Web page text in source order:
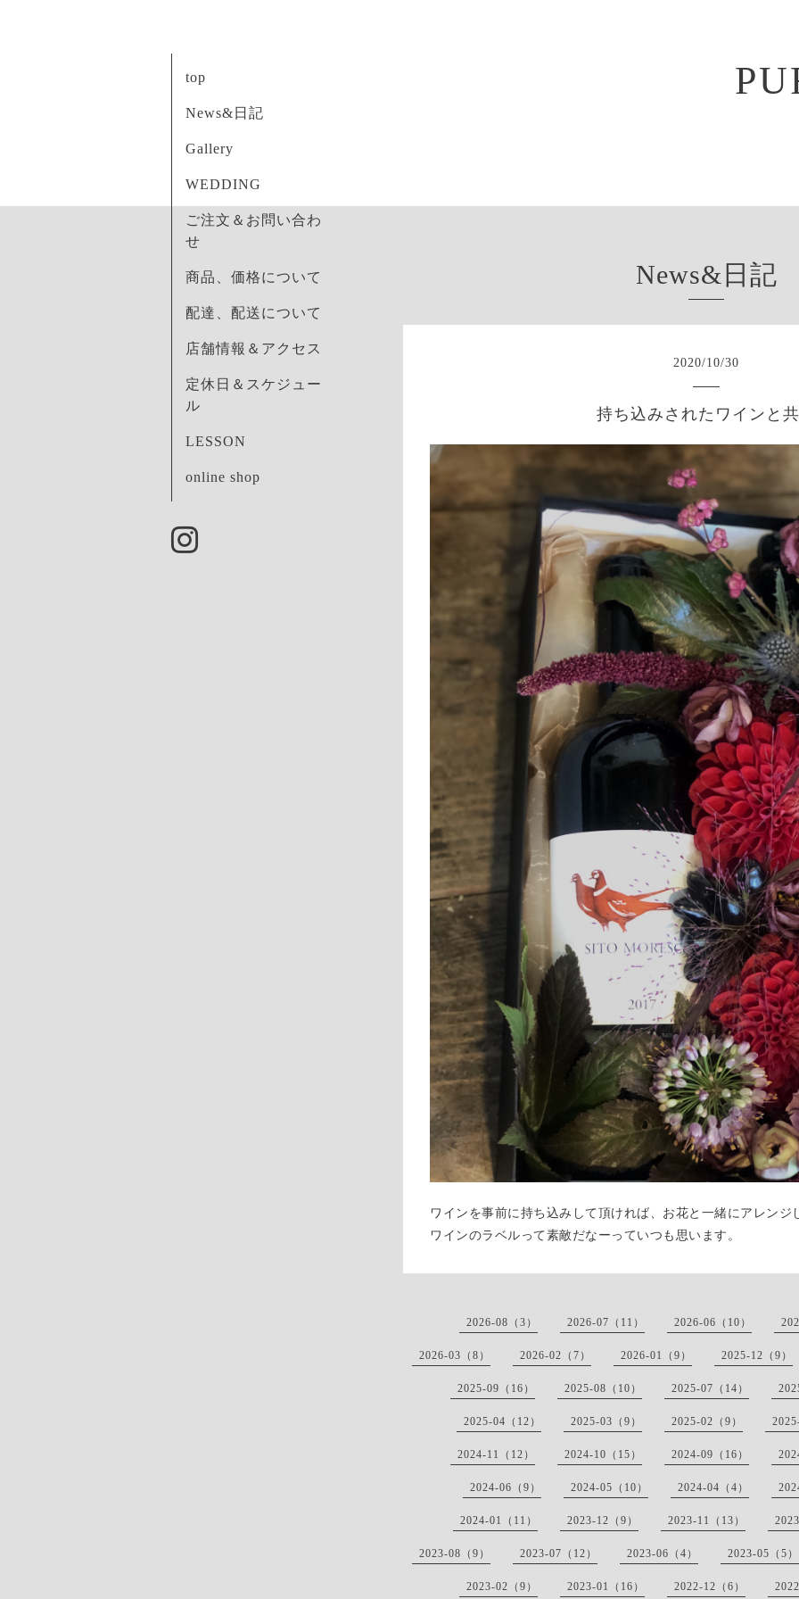
top
News&日記
Gallery
WEDDING
ご注文＆お問い合わ
せ
商品、価格について
配達、配送について
店舗情報＆アクセス
定休日＆スケジュー
ル
LESSON
online shop
News&日記
2020/10/30
持ち込みされたワインと
ワインを事前に持ち込みして頂ければ、お花と一緒にアレンジ
ワインのラベルって素敵だなーっていつも思います。
2026-08（3） 2026-07（11） 2026-06（10）
2026-03（8） 2026-02（7） 2026-01（9） 2025-12（9）
2025-09（16） 2025-08（10） 2025-07（14）
2025-04（12） 2025-03（9） 2025-02（9）
2024-11（12） 2024-10（15） 2024-09（16）
2024-06（9） 2024-05（10） 2024-04（4）
2024-01（11） 2023-12（9） 2023-11（13）
2023-08（9） 2023-07（12） 2023-06（4） 2023-05（5）
2023-02（9） 2023-01（16） 2022-12（6）